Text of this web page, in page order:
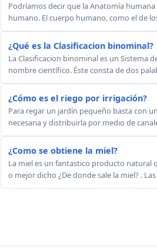
Podríamos decir que la Anatomía
humano. El cuerpo humano, como el de
¿Qué es la Clasificacion binominal?
La Clasificacion binominal es un Sistema
nombre científico. Éste consta de dos
¿Cómo es el riego por irrigación?
Para regar un jardín pequeño basta con
necesaria y distribuirla por medio de
¿Como se obtiene la miel?
La miel es un fantastico producto natural
o mejor dicho ¿De donde sale la miel? .